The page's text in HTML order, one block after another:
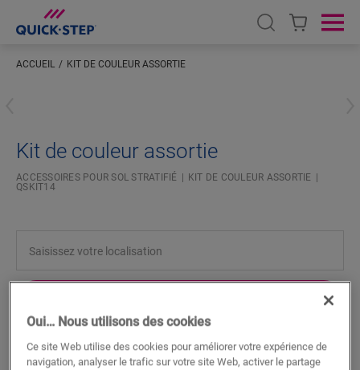
Open search
ACCUEIL KIT DE COULEUR ASSORTIE
Kit de couleur assortie
ACCESSOIRES POUR SOL STRATIFIÉ
KIT DE COULEUR ASSORTIE
QSKIT14
Fonctionnalités du produit
Oui… Nous utilisons des cookies
Ce site Web utilise des cookies pour améliorer votre expérience de
navigation, analyser le trafic sur votre site Web, activer le partage